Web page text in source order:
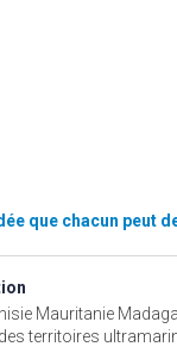
que chacun peut
Mauritanie
territoires